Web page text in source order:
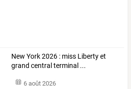
New York 2026 : miss Liberty et
grand central terminal ...
6 août 2026